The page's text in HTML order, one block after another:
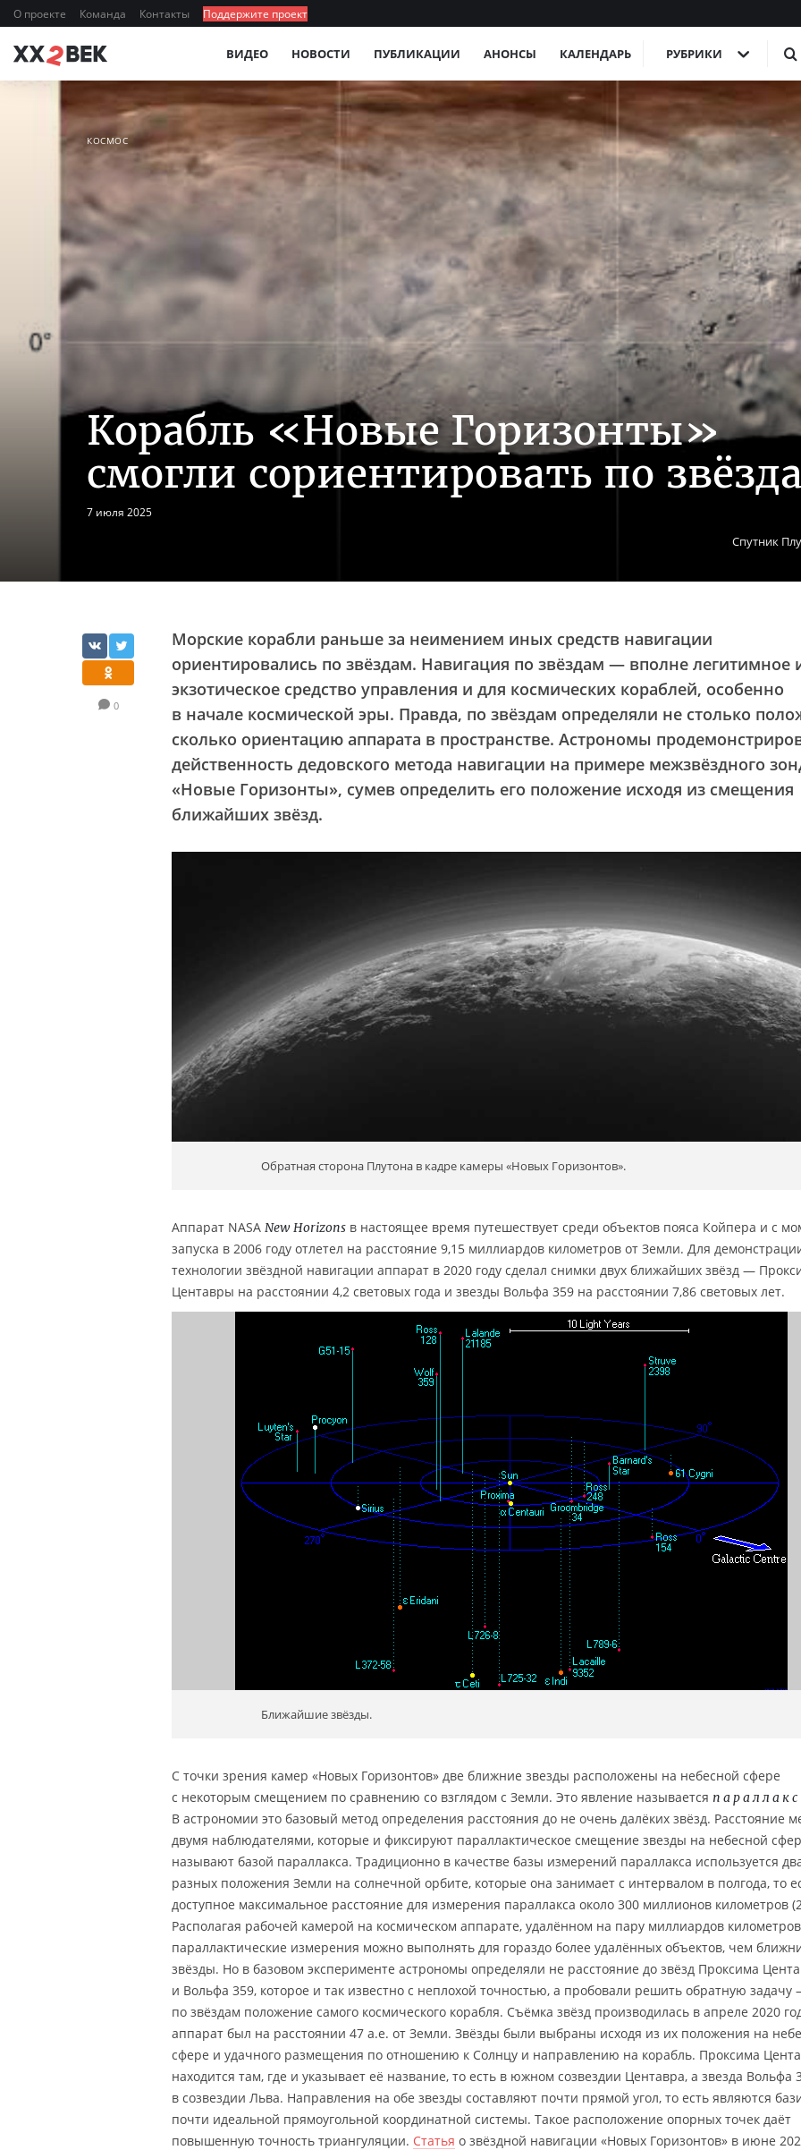
О проекте Команда Контакты Поддержите проект
ВИДЕО НОВОСТИ ПУБЛИКАЦИИ АНОНСЫ КАЛЕНДАРЬ РУБРИКИ
КОСМОС
Корабль «Новые Горизонты»
смогли сориентировать по
7 июля 2025
Спутник
0
Морские корабли раньше за неимением иных средств навигации
ориентировались по звёздам. Навигация по звёздам — вполне легитимное
экзотическое средство управления и для космических кораблей, особенно
в начале космической эры. Правда, по звёздам определяли не столько
сколько ориентацию аппарата в пространстве. Астрономы
действенность дедовского метода навигации на примере межзвёздного
«Новые Горизонты», сумев определить его положение исходя из смещения
ближайших звёзд.
Обратная сторона Плутона в кадре камеры «Новых Горизонтов».
Аппарат NASA New Horizons в настоящее время путешествует среди объектов пояса Койпера и с
запуска в 2006 году отлетел на расстояние 9,15 миллиардов километров от Земли. Для
технологии звёздной навигации аппарат в 2020 году сделал снимки двух ближайших звёзд —
Центавры на расстоянии 4,2 световых года и звезды Вольфа 359 на расстоянии 7,86 световых лет.
Ближайшие звёзды.
С точки зрения камер «Новых Горизонтов» две ближние звезды расположены на небесной сфере
с некоторым смещением по сравнению со взглядом с Земли. Это явление называется параллакс
В астрономии это базовый метод определения расстояния до не очень далёких звёзд. Расстояние
двумя наблюдателями, которые и фиксируют параллактическое смещение звезды на небесной
называют базой параллакса. Традиционно в качестве базы измерений параллакса используется
разных положения Земли на солнечной орбите, которые она занимает с интервалом в полгода, то
доступное максимальное расстояние для измерения параллакса около 300 миллионов километров
Располагая рабочей камерой на космическом аппарате, удалённом на пару миллиардов
параллактические измерения можно выполнять для гораздо более удалённых объектов, чем
звёзды. Но в базовом эксперименте астрономы определяли не расстояние до звёзд Проксима
и Вольфа 359, которое и так известно с неплохой точностью, а пробовали решить обратную задачу
по звёздам положение самого космического корабля. Съёмка звёзд производилась в апреле 2020
аппарат был на расстоянии 47 а.е. от Земли. Звёзды были выбраны исходя из их положения на
сфере и удачного размещения по отношению к Солнцу и направлению на корабль. Проксима
находится там, где и указывает её название, то есть в южном созвездии Центавра, а звезда Вольфа
в созвездии Льва. Направления на обе звезды составляют почти прямой угол, то есть являются
почти идеальной прямоугольной координатной системы. Такое расположение опорных точек даёт
повышенную точность триангуляции. Статья о звёздной навигации «Новых Горизонтов» в июне